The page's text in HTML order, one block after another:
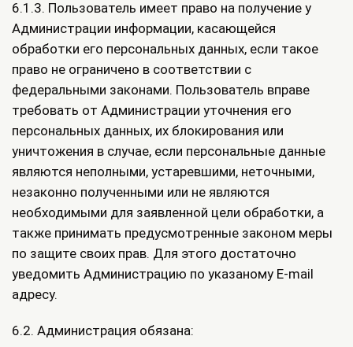
6.1.3. Пользователь имеет право на получение у
Администрации информации, касающейся
обработки его персональных данных, если такое
право не ограничено в соответствии с
федеральными законами. Пользователь вправе
требовать от Администрации уточнения его
персональных данных, их блокирования или
уничтожения в случае, если персональные данные
являются неполными, устаревшими, неточными,
незаконно полученными или не являются
необходимыми для заявленной цели обработки, а
также принимать предусмотренные законом меры
по защите своих прав. Для этого достаточно
уведомить Администрацию по указаному E-mail
адресу.
6.2. Администрация обязана: